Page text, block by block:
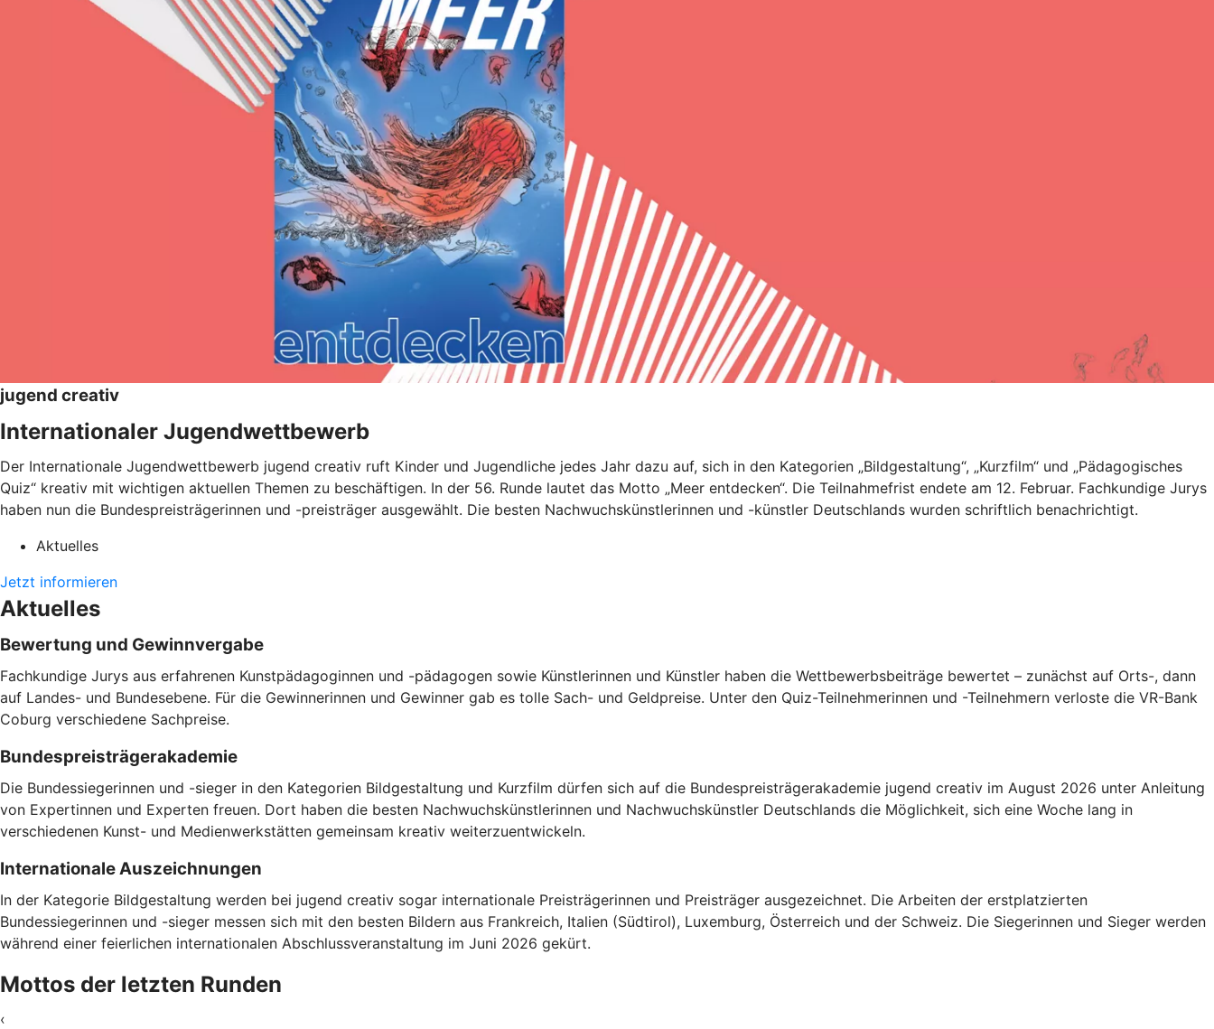
jugend creativ
Internationaler Jugendwettbewerb
Der Internationale Jugendwettbewerb jugend creativ ruft Kinder und Jugendliche jedes Jahr dazu auf, sich in den Kategorien „Bildgestaltung“, „Kurzfilm“ und „Pädagogisches
Quiz“ kreativ mit wichtigen aktuellen Themen zu beschäftigen. In der 56. Runde lautet das Motto „Meer entdecken“. Die Teilnahmefrist endete am 12. Februar. Fachkundige Jurys
haben nun die Bundespreisträgerinnen und -preisträger ausgewählt. Die besten Nachwuchskünstlerinnen und -künstler Deutschlands wurden schriftlich benachrichtigt.
Aktuelles
Jetzt informieren
Aktuelles
Bewertung und Gewinnvergabe
Fachkundige Jurys aus erfahrenen Kunstpädagoginnen und -pädagogen sowie Künstlerinnen und Künstler haben die Wettbewerbsbeiträge bewertet – zunächst auf Orts-, dann
auf Landes- und Bundesebene. Für die Gewinnerinnen und Gewinner gab es tolle Sach- und Geldpreise. Unter den Quiz-Teilnehmerinnen und -Teilnehmern verloste die VR-Bank
Coburg verschiedene Sachpreise.
Bundespreisträgerakademie
Die Bundessiegerinnen und -sieger in den Kategorien Bildgestaltung und Kurzfilm dürfen sich auf die Bundespreisträgerakademie jugend creativ im August 2026 unter Anleitung
von Expertinnen und Experten freuen. Dort haben die besten Nachwuchskünstlerinnen und Nachwuchskünstler Deutschlands die Möglichkeit, sich eine Woche lang in
verschiedenen Kunst- und Medienwerkstätten gemeinsam kreativ weiterzuentwickeln.
Internationale Auszeichnungen
In der Kategorie Bildgestaltung werden bei jugend creativ sogar internationale Preisträgerinnen und Preisträger ausgezeichnet. Die Arbeiten der erstplatzierten
Bundessiegerinnen und -sieger messen sich mit den besten Bildern aus Frankreich, Italien (Südtirol), Luxemburg, Österreich und der Schweiz. Die Siegerinnen und Sieger werden
während einer feierlichen internationalen Abschlussveranstaltung im Juni 2026 gekürt.
Mottos der letzten Runden
‹